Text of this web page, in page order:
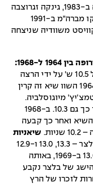
מאירופה: בטינה יאהן ממזרח גרמניה ב-1983, גינקה זגרוצבה
מבולגריה ב-1987 ולודמילה נרוז'ילנקו מברה"מ ב-1991
משוודיה שניצחה
בשנת 1960 נקבע לראשונה הישג של 10.5 ש' על ידי הרצה
גיזלה ברקמאייר ממזרח גרמניה. ב-1964 השוו שיא זה קרין
מיוגוסלביה.
ב-1965 קבעה אירינה פרס 10.4 ואחר כך גם 10.3. ב-1968
ואחר כך קבעה
שיאניות
– קרין בלצר – 13.3, 13.0 ו-12.9
ב-1969, תרזה סוקנייביץ' מפולין – 13.0 ב-1969, באותה
של בלצר נקבע
בתחרות לזכרו של הרץ